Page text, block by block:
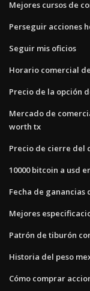
Mejores cursos de
Perseguir acciones
Seguir mis oficios
Horario comercial
Precio de la opción
Mercado de
worth tx
Precio de cierre del
10000 bitcoin a usd
Fecha de ganancias
Mejores
Patrón de tiburón
Historia del peso
Cómo comprar